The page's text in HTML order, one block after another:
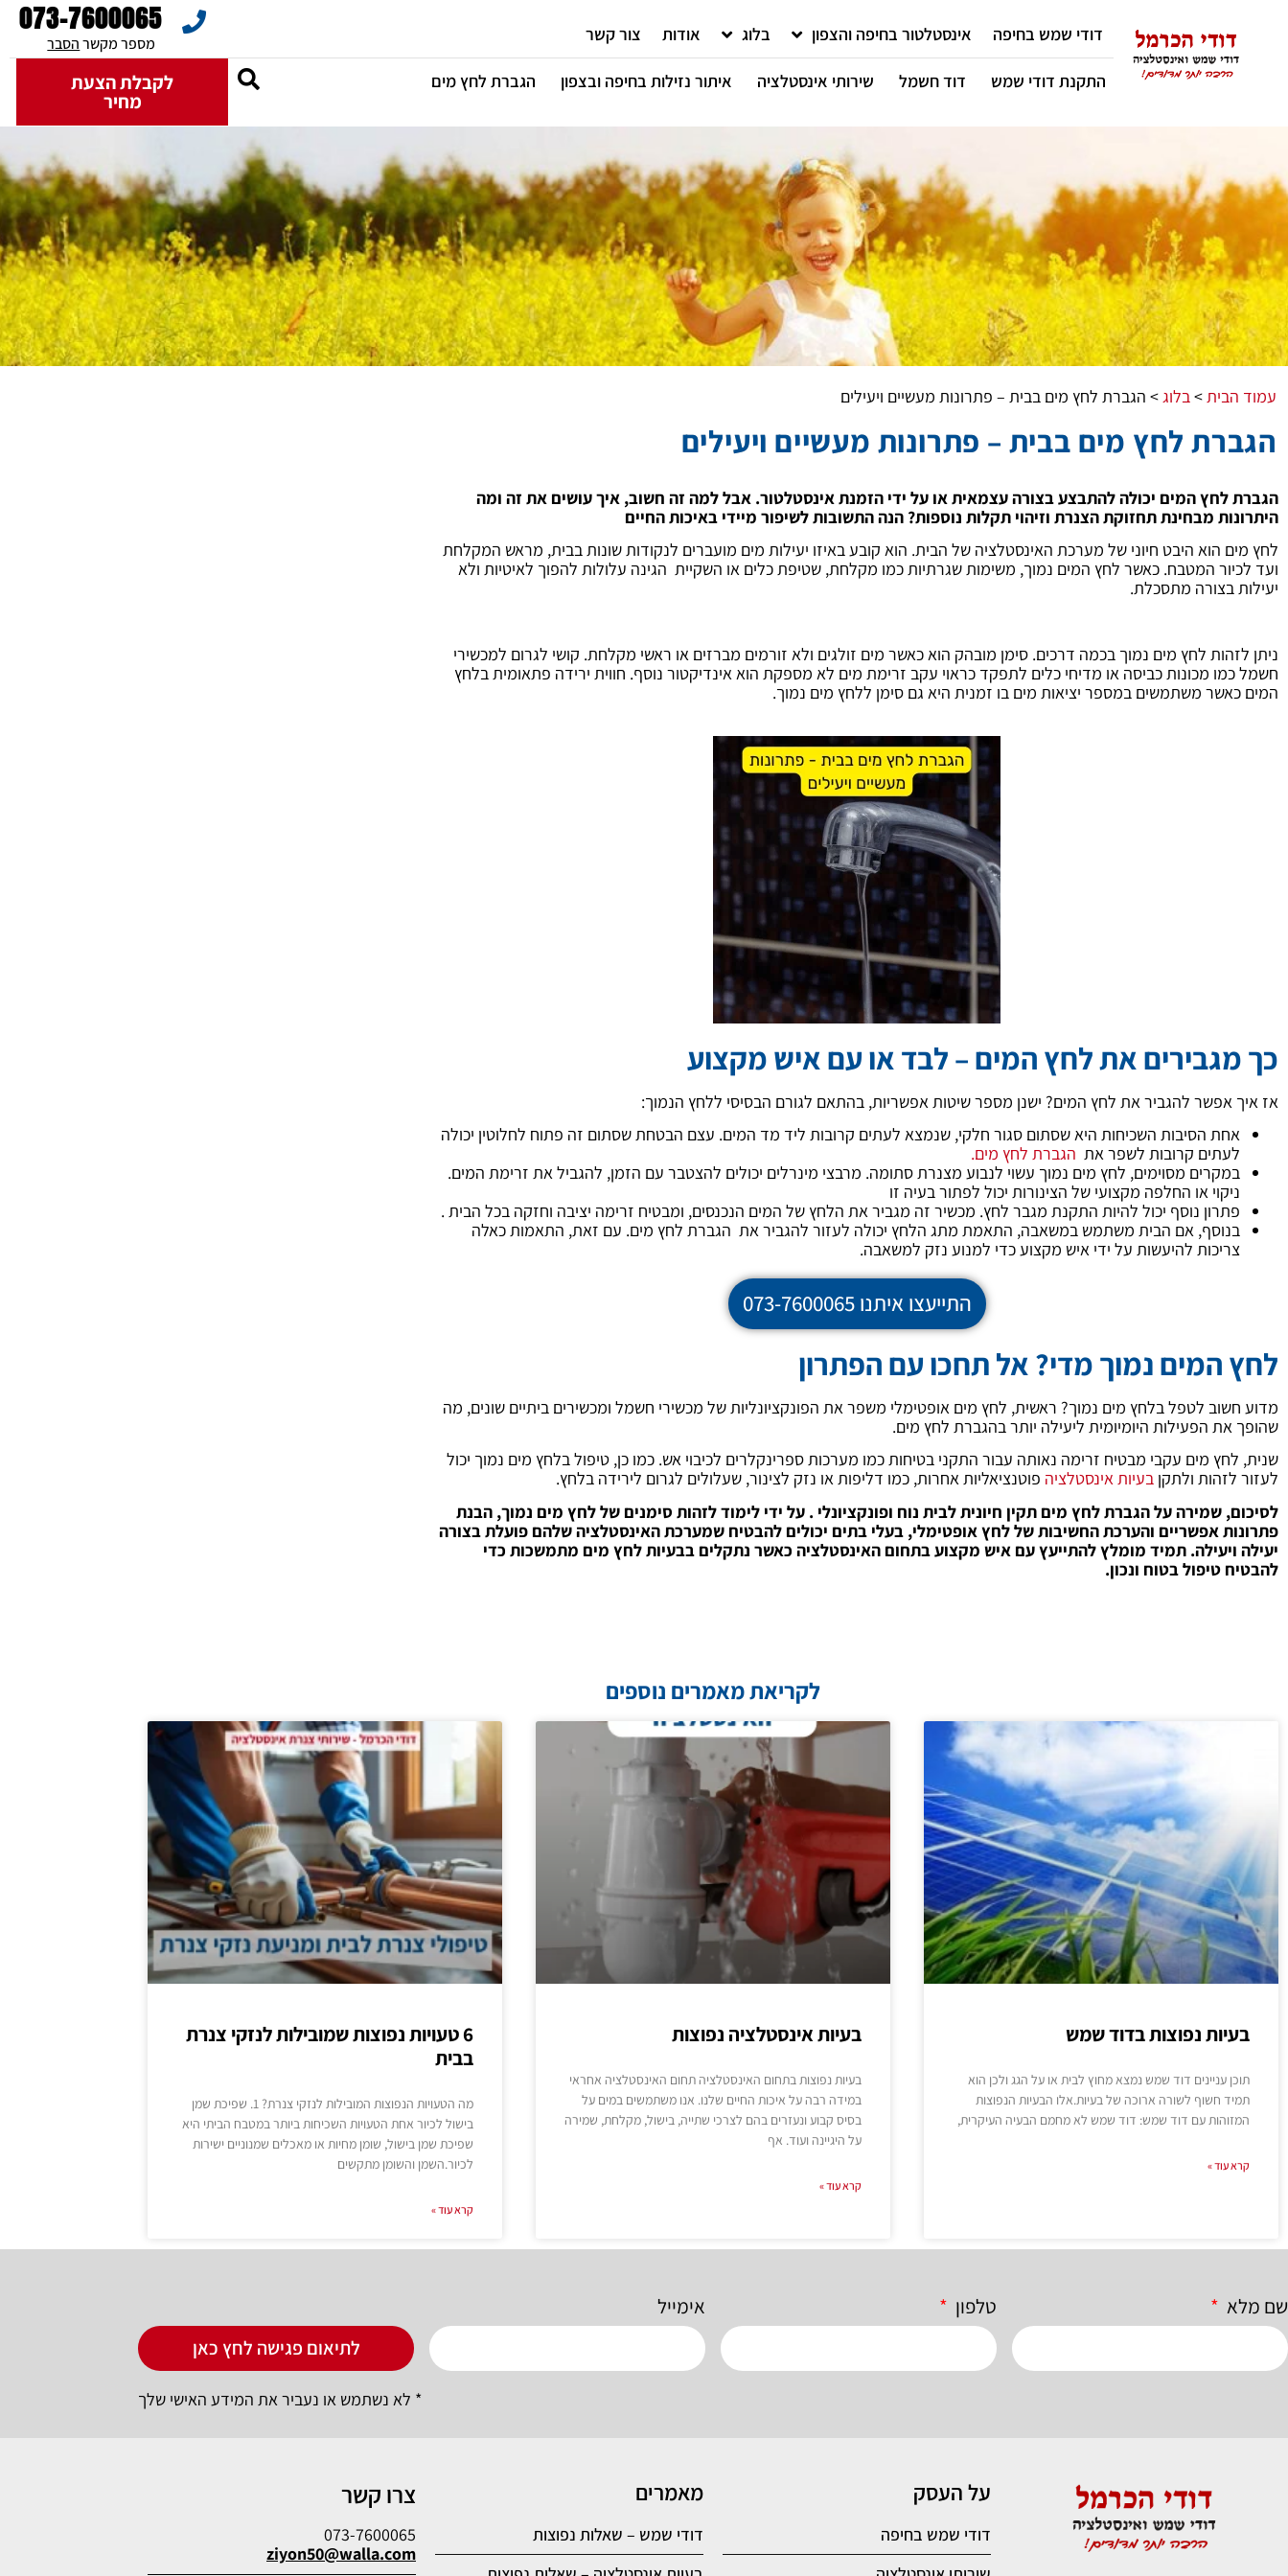
דודי שמש בחיפה אינסטלטור בחיפה והצפון בלוג אודות צור קשר 073-7600065
מספר מקשר הסבר
התקנת דודי שמש דוד חשמל שירותי אינסטלציה איתור נזילות בחיפה ובצפון הגברת לחץ מים לקבלת הצעת
מחיר
עמוד הבית>בלוג> הגברת לחץ מים בבית – פתרונות מעשיים ויעילים
הגברת לחץ מים בבית – פתרונות מעשיים ויעילים
הגברת לחץ המים יכולה להתבצע בצורה עצמאית או על ידי הזמנת אינסטלטור. אבל למה זה חשוב, איך עושים את זה ומה
היתרונות מבחינת תחזוקת הצנרת וזיהוי תקלות נוספות? הנה התשובות לשיפור מיידי באיכות החיים
לחץ מים הוא היבט חיוני של מערכת האינסטלציה של הבית. הוא קובע באיזו יעילות מים מועברים לנקודות שונות בבית, מראש המקלחת
ועד לכיור המטבח. כאשר לחץ המים נמוך, משימות שגרתיות כמו מקלחת, שטיפת כלים או השקיית הגינה עלולות להפוך לאיטיות ולא
יעילות בצורה מתסכלת.
ניתן לזהות לחץ מים נמוך בכמה דרכים. סימן מובהק הוא כאשר מים זולגים ולא זורמים מברזים או ראשי מקלחת. קושי לגרום למכשירי
חשמל כמו מכונות כביסה או מדיחי כלים לתפקד כראוי עקב זרימת מים לא מספקת הוא אינדיקטור נוסף. חווית ירידה פתאומית בלחץ
המים כאשר משתמשים במספר יציאות מים בו זמנית היא גם סימן ללחץ מים נמוך.
כך מגבירים את לחץ המים – לבד או עם איש מקצוע
אז איך אפשר להגביר את לחץ המים? ישנן מספר שיטות אפשריות, בהתאם לגורם הבסיסי ללחץ הנמוך:
אחת הסיבות השכיחות היא שסתום סגור חלקי, שנמצא לעתים קרובות ליד מד המים. עצם הבטחת שסתום זה פתוח לחלוטין יכולה
לעתים קרובות לשפר את הגברת לחץ מים.
במקרים מסוימים, לחץ מים נמוך עשוי לנבוע מצנרת סתומה. מרבצי מינרלים יכולים להצטבר עם הזמן, להגביל את זרימת המים.
ניקוי או החלפה מקצועי של הצינורות יכול לפתור בעיה זו
פתרון נוסף יכול להיות התקנת מגבר לחץ. מכשיר זה מגביר את הלחץ של המים הנכנסים, ומבטיח זרימה יציבה וחזקה בכל הבית .
בנוסף, אם הבית משתמש במשאבה, התאמת מתג הלחץ יכולה לעזור להגביר את הגברת לחץ מים. עם זאת, התאמות כאלה
צריכות להיעשות על ידי איש מקצוע כדי למנוע נזק למשאבה.
התייעצו איתנו 073-7600065
לחץ המים נמוך מדי? אל תחכו עם הפתרון
מדוע חשוב לטפל בלחץ מים נמוך? ראשית, לחץ מים אופטימלי משפר את הפונקציונליות של מכשירי חשמל ומכשירים ביתיים שונים, מה
שהופך את הפעילות היומיומית ליעילה יותר בהגברת לחץ מים.
שנית, לחץ מים עקבי מבטיח זרימה נאותה עבור התקני בטיחות כמו מערכות ספרינקלרים לכיבוי אש. כמו כן, טיפול בלחץ מים נמוך יכול
לעזור לזהות ולתקן בעיות אינסטלציה פוטנציאליות אחרות, כמו דליפות או נזק לצינור, שעלולים לגרום לירידה בלחץ.
לסיכום, שמירה על הגברת לחץ מים תקין חיונית לבית נוח ופונקציונלי . על ידי לימוד לזהות סימנים של לחץ מים נמוך, הבנת
פתרונות אפשריים והערכת החשיבות של לחץ אופטימלי, בעלי בתים יכולים להבטיח שמערכת האינסטלציה שלהם פועלת בצורה
יעילה ויעילה. תמיד מומלץ להתייעץ עם איש מקצוע בתחום האינסטלציה כאשר נתקלים בבעיות לחץ מים מתמשכות כדי
להבטיח טיפול בטוח ונכון.
לקריאת מאמרים נוספים
בעיות נפוצות בדוד שמש
תוכן עניינים דוד שמש נמצא מחוץ לבית או על הגג ולכן הוא
תמיד חשוף לשורה ארוכה של בעיות.אלו הבעיות הנפוצות
המזוהות עם דוד שמש: דוד שמש לא מחמם הבעיה העיקרית,
קרא עוד »
בעיות אינסטלציה נפוצות
בעיות נפוצות בתחום האינסטלציה תחום האינסטלציה אחראי
במידה רבה על איכות החיים שלנו. אנו משתמשים במים על
בסיס קבוע ונעזרים בהם לצרכי שתייה, בישול, מקלחת, שמירה
על היגיינה ועוד. אף
קרא עוד »
6 טעויות נפוצות שמובילות לנזקי צנרת
בבית
מה הטעויות הנפוצות המובילות לנזקי צנרת? 1. שפיכת שמן
בישול לכיור אחת הטעויות השכיחות ביותר במטבח הביתי היא
שפיכת שמן בישול, שומן מחיות או מאכלים שמנוניים ישירות
לכיור.השמן והשומן מתקשים
קרא עוד »
שם מלא טלפון אימייל
לתיאום פגישה לחץ כאן
* לא נשתמש או נעביר את המידע האישי שלך
על העסק
דודי שמש בחיפה
מאמרים
דודי שמש – שאלות נפוצות
צרו קשר
073-7600065
ziyon50@walla.com